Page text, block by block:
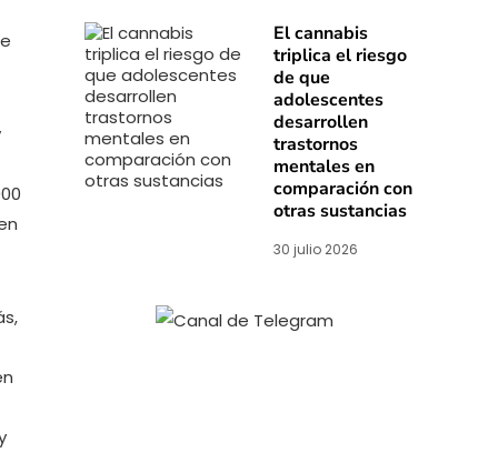
El cannabis
triplica el riesgo
de que
adolescentes
desarrollen
trastornos
mentales en
comparación con
otras sustancias
30 julio 2026